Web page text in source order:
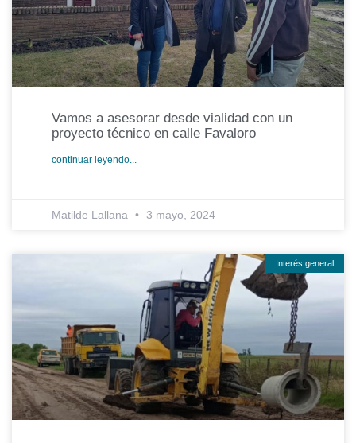
Vamos a asesorar desde vialidad con un
proyecto técnico en calle Favaloro
continuar leyendo...
Matilde Lallana 3 mayo, 2024
Interés general